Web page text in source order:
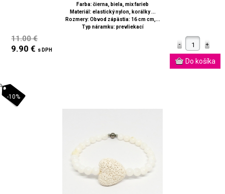
Farba: čierna, biela, mix farieb
Materiál: elastický nylon, korálky ...
Rozmery: Obvod zápästia: 16 cm cm,...
Typ náramku: prevliekací
11.00 €
9.90 € s DPH
-10%